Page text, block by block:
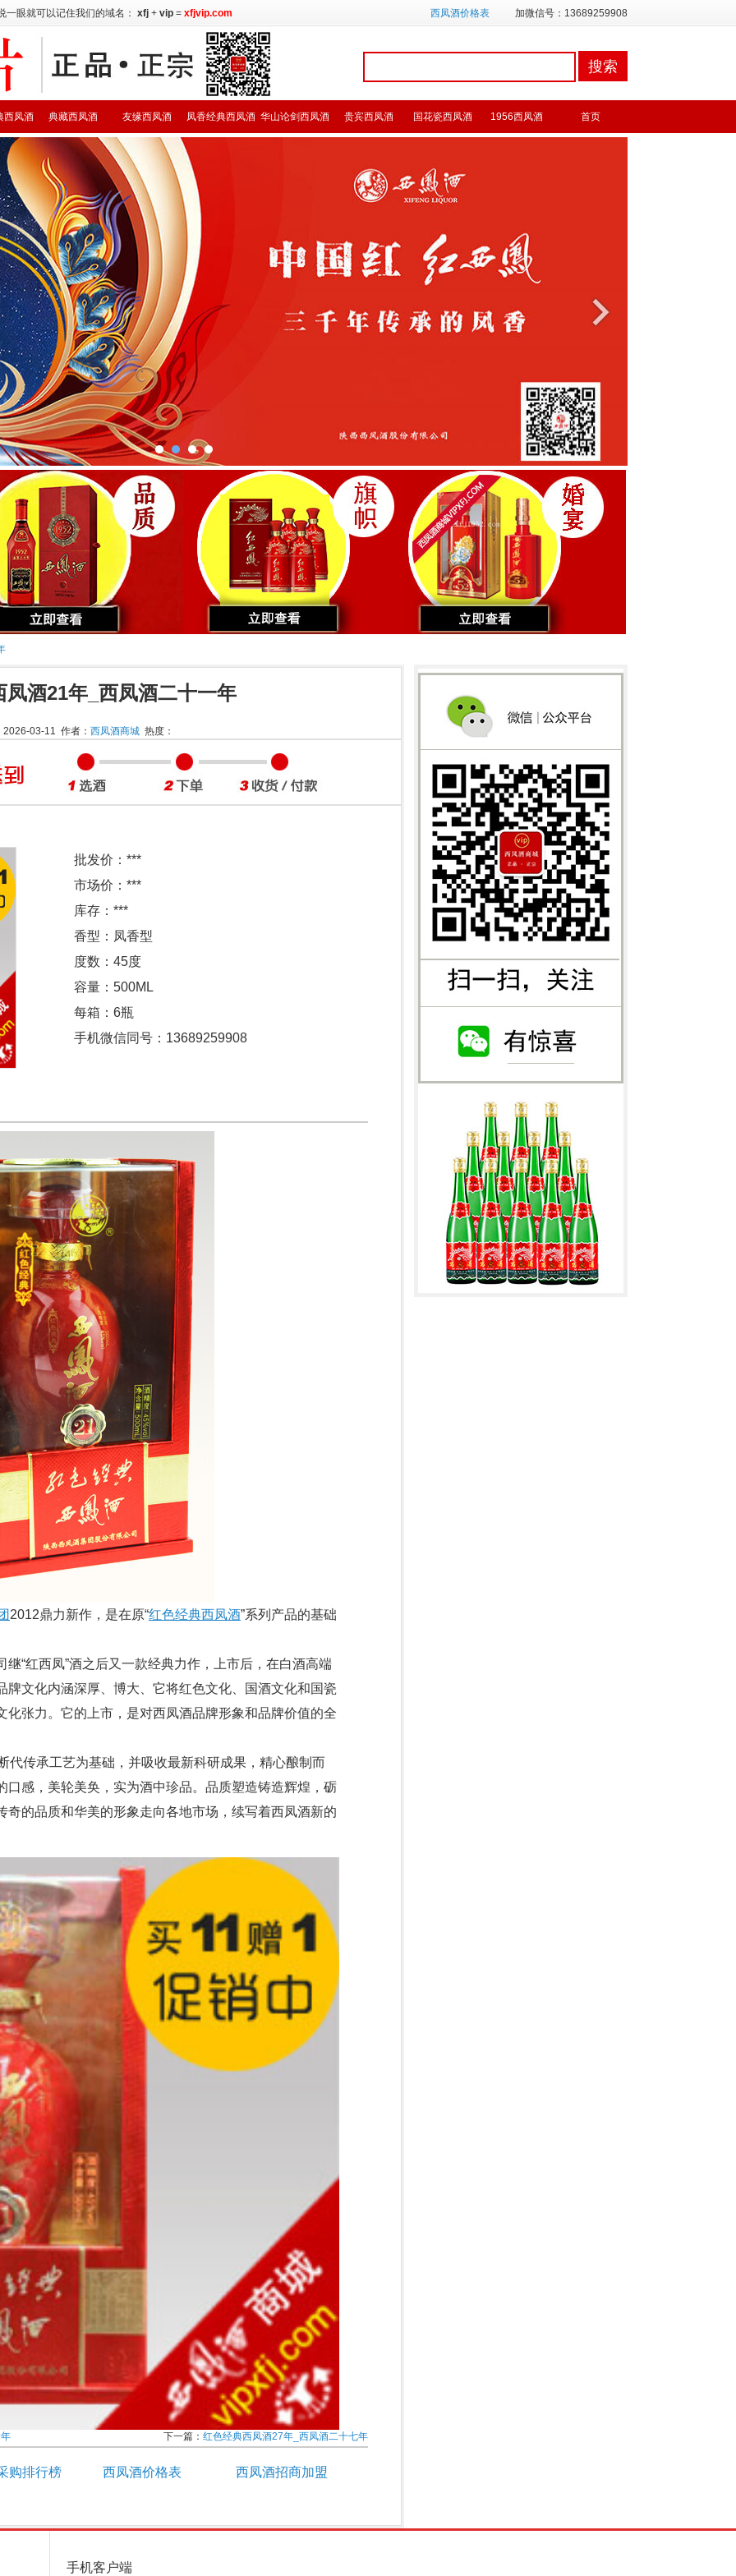
一眼就可以记住我们的域名： xfj + vip = xfjvip.com 西凤酒价格表 加微信号：13689259908
首页
1956西凤酒
国花瓷西凤酒
贵宾西凤酒
华山论剑西凤酒
凤香经典西凤酒
友缘西凤酒
典藏西凤酒
西凤酒
凤酒21年_西凤酒二十一年
2026-03-11 作者： 西凤酒商城热度：
批发价： ***
市场价： ***
库存： ***
香型：凤香型
度数：45度
容量：500ML
每箱：6瓶
手机微信同号：13689259908
2012鼎力新作，是在原“红色经典西凤酒”系列产品的基础
红西凤”酒之后又一款经典力作，上市后，在白酒高端
牌文化内涵深厚、博大、它将红色文化、国酒文化和国瓷
化张力。它的上市，是对西凤酒品牌形象和品牌价值的全
承工艺为基础，并吸收最新科研成果，精心酿制而
口感，美轮美奂，实为酒中珍品。品质塑造铸造辉煌，砺
奇的品质和华美的形象走向各地市场，续写着西凤酒新的
下一篇： 红色经典西凤酒27年_西凤酒二十七年
购排行榜 西凤酒价格表 西凤酒招商加盟
手机客户端